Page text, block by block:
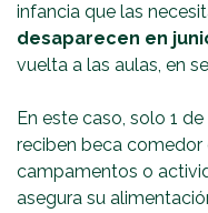
infancia que las
desaparecen en
vuelta a las aulas, en
En este caso, solo 1
reciben beca comedor
campamentos o
asegura su